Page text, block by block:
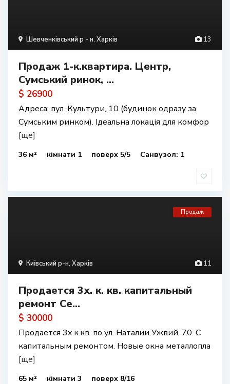
13
Шевченківський р - н, Харків
Продаж 1-к.квартира. Центр,
Сумський ринок, ...
$ 26900
Адреса: вул. Культури, 10 (будинок одразу за
Сумським ринком). Ідеальна локація для комфор
[ще]
36 м² кімнати 1 поверх 5/5 Санвузол: 1
11
Київський р-н, Харків
Продаж
Продается 3х. к. кв. капитальный
ремонт Се...
$ 30000
Продается 3х.к.кв. по ул. Наталии Ужвий, 70. С
капитальным ремонтом. Новые окна металлопла
[ще]
65 м² кімнати 3 поверх 8/16